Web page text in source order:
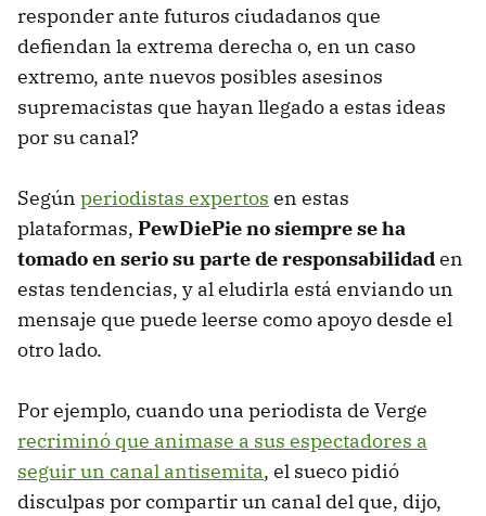
responder ante futuros ciudadanos que
defiendan la extrema derecha o, en un caso
extremo, ante nuevos posibles asesinos
supremacistas que hayan llegado a estas ideas
por su canal?
Según periodistas expertos en estas
plataformas, PewDiePie no siempre se ha
tomado en serio su parte de responsabilidaden
estas tendencias, y al eludirla está enviando un
mensaje que puede leerse como apoyo desde el
otro lado.
Por ejemplo, cuando una periodista de Verge
recriminó que animase a sus espectadores a
seguir un canal antisemita, el sueco pidió
disculpas por compartir un canal del que, dijo,